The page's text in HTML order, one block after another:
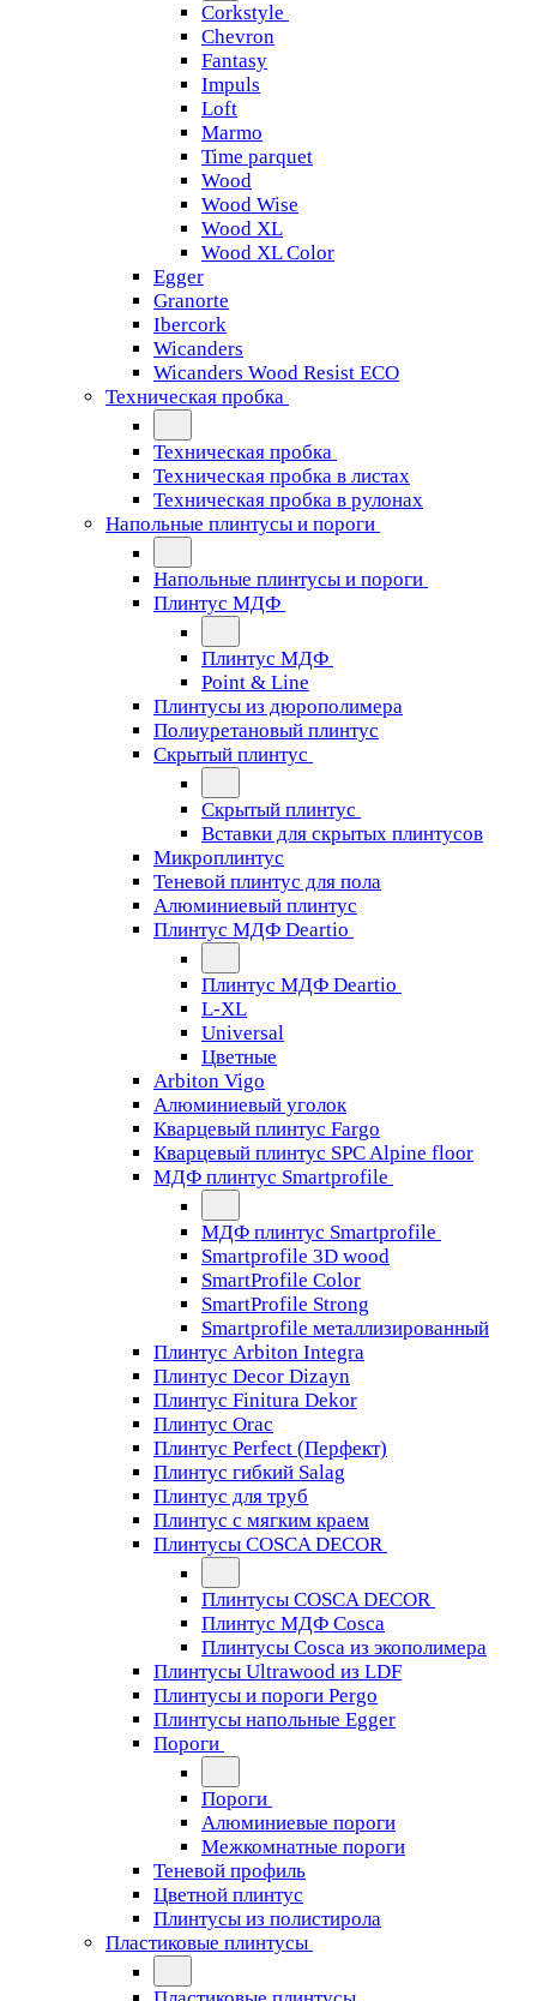
Corkstyle
Chevron
Fantasy
Impuls
Loft
Marmo
Time parquet
Wood
Wood Wise
Wood XL
Wood XL Color
Egger
Granorte
Ibercork
Wicanders
Wicanders Wood Resist ECO
Техническая пробка
Техническая пробка
Техническая пробка в листах
Техническая пробка в рулонах
Напольные плинтусы и пороги
Напольные плинтусы и пороги
Плинтус МДФ
Плинтус МДФ
Point & Line
Плинтусы из дюрополимера
Полиуретановый плинтус
Скрытый плинтус
Скрытый плинтус
Вставки для скрытых плинтусов
Микроплинтус
Теневой плинтус для пола
Алюминиевый плинтус
Плинтус МДФ Deartio
Плинтус МДФ Deartio
L-XL
Universal
Цветные
Arbiton Vigo
Алюминиевый уголок
Кварцевый плинтус Fargo
Кварцевый плинтус SPC Alpine floor
МДФ плинтус Smartprofile
МДФ плинтус Smartprofile
Smartprofile 3D wood
SmartProfile Color
SmartProfile Strong
Smartprofile металлизированный
Плинтус Arbiton Integra
Плинтус Decor Dizayn
Плинтус Finitura Dekor
Плинтус Orac
Плинтус Perfect (Перфект)
Плинтус гибкий Salag
Плинтус для труб
Плинтус с мягким краем
Плинтусы COSCA DECOR
Плинтусы COSCA DECOR
Плинтус МДФ Cosca
Плинтусы Cosca из экополимера
Плинтусы Ultrawood из LDF
Плинтусы и пороги Pergo
Плинтусы напольные Egger
Пороги
Пороги
Алюминиевые пороги
Межкомнатные пороги
Теневой профиль
Цветной плинтус
Плинтусы из полистирола
Пластиковые плинтусы